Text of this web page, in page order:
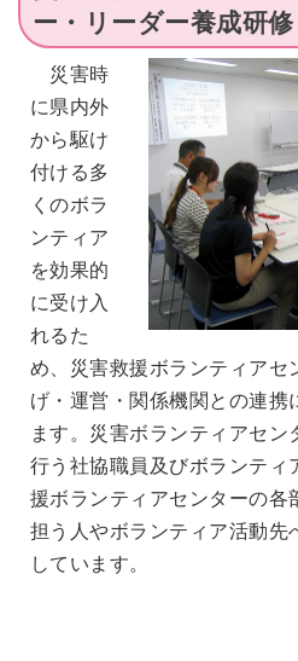
ソウェルクラブ
その他の会員情報サ
した。
2026年07月06日
福祉カレッジ
№29 強度行動障害支
礎研修）の募集を開始しました。
ー・リーダー養成研修
災害時
に県内外
から駆け
付ける多
くのボラ
ンティア
を効果的
に受け入
れるた
め、災害救援ボランティアセ
げ・運営・関係機関との連携
ます。災害ボランティアセ
行う社協職員及びボランティ
援ボランティアセンターの各
担う人やボランティア活動先
しています。